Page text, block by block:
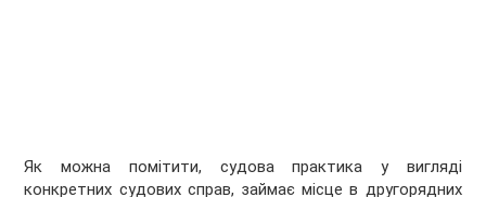
Як можна помітити, судова практика у вигляді
конкретних судових справ, займає місце в другорядних